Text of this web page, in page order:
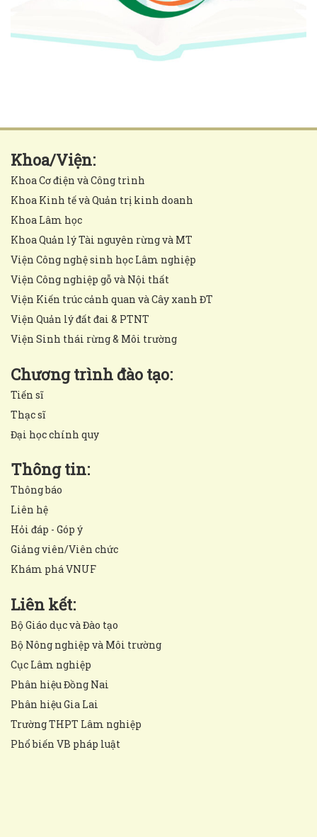
Khoa/Viện:
Khoa Cơ điện và Công trình
Khoa Kinh tế và Quản trị kinh doanh
Khoa Lâm học
Khoa Quản lý Tài nguyên rừng và MT
Viện Công nghệ sinh học Lâm nghiệp
Viện Công nghiệp gỗ và Nội thất
Viện Kiến trúc cảnh quan và Cây xanh ĐT
Viện Quản lý đất đai & PTNT
Viện Sinh thái rừng & Môi trường
Chương trình đào tạo:
Tiến sĩ
Thạc sĩ
Đại học chính quy
Thông tin:
Thông báo
Liên hệ
Hỏi đáp - Góp ý
Giảng viên/Viên chức
Khám phá VNUF
Liên kết:
Bộ Giáo dục và Đào tạo
Bộ Nông nghiệp và Môi trường
Cục Lâm nghiệp
Phân hiệu Đồng Nai
Phân hiệu Gia Lai
Trường THPT Lâm nghiệp
Phổ biến VB pháp luật